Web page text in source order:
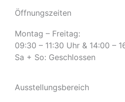
b
o
o
k
u
b
e
a
m
Öffnungszeiten
Montag – Freitag:
09:30 – 11:30 Uhr & 14:00 –
Sa + So: Geschlossen
Ausstellungsbereich